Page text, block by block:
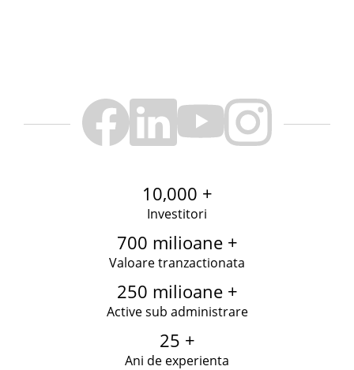
10,000 +
Investitori
700 milioane +
Valoare tranzactionata
250 milioane +
Active sub administrare
25 +
Ani de experienta